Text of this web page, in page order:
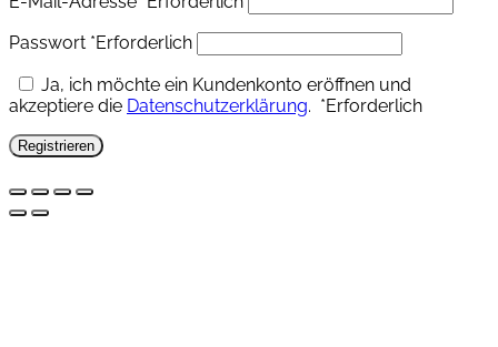
Passwort *Erforderlich
Ja, ich möchte ein Kundenkonto eröffnen und
akzeptiere die Datenschutzerklärung. *Erforderlich
Registrieren